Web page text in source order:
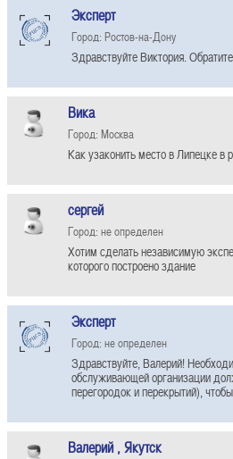
Эксперт
Город: Ростов-на-Дону
Здравствуйте Виктория.
Вика
Город: Москва
Как узаконить место в Липецке в
сергей
Город: не определен
Хотим сделать независимую
которого построено здание
Эксперт
Город: не определен
Здравствуйте, Валерий!
обслуживающей организации
перегородок и перекрытий),
Валерий , Якутск